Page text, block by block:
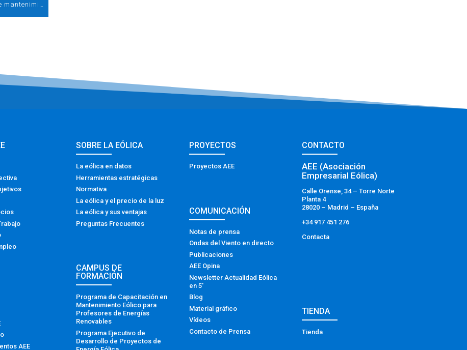
RAMS: Nuevas estrategias de gestión de mantenimiento de parques eólicos. Por Grupo Garlo
AEE
SOBRE LA EÓLICA
La eólica en datos
Herramientas estratégicas
Normativa
La eólica y el precio de la luz
La eólica y sus ventajas
Preguntas Frecuentes
CAMPUS DE
FORMACIÓN
Programa de Capacitación en
Mantenimiento Eólico para
Profesores de Energías
Renovables
Programa Ejecutivo de
Desarrollo de Proyectos de
PROYECTOS
Proyectos AEE
COMUNICACIÓN
Notas de prensa
Ondas del Viento en directo
Publicaciones
AEE Opina
Newsletter Actualidad Eólica
en 5′
Blog
Material gráfico
Vídeos
Contacto de Prensa
CONTACTO
AEE (Asociación
Empresarial Eólica)
Calle Orense, 34 – Torre Norte
Planta 4
28020 – Madrid – España
+34 917 451 276
Contacta
TIENDA
Tienda